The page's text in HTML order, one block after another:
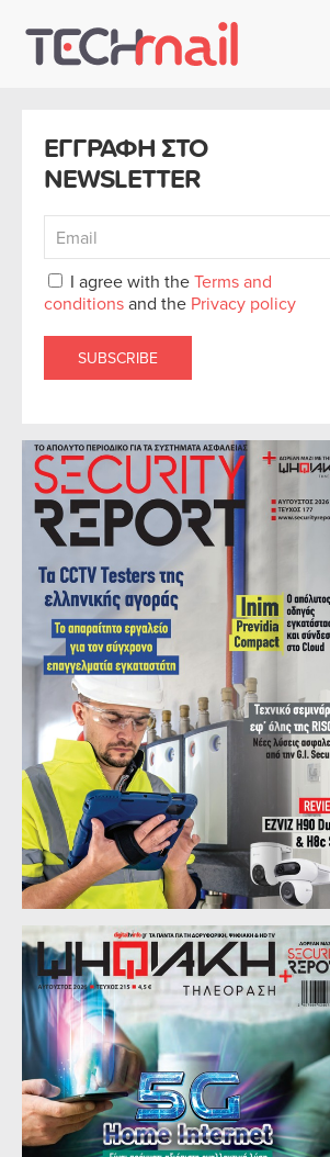
Skip to main content
ΕΓΓΡΑΦΗ ΣΤΟ
NEWSLETTER
I agree with theTerms and
conditionsand the Privacy policy
SUBSCRIBE